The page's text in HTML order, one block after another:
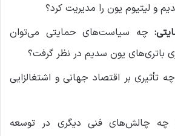
و لیتیوم یون را مدیریت کرد؟
چه سیاست‌های حمایتی می‌توان
باتری‌های یون سدیم در نظر گرفت؟
چه تأثیری بر اقتصاد جهانی و اشتغالزایی
چه چالش‌های فنی دیگری در توسعه